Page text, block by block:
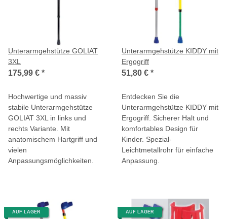
Unterarmgehstütze GOLIAT
3XL
175,99 € *
Hochwertige und massiv
stabile Unterarmgehstütze
GOLIAT 3XL in links und
rechts Variante. Mit
anatomischem Hartgriff und
vielen
Anpassungsmöglichkeiten.
Unterarmgehstütze KIDDY mit
Ergogriff
51,80 € *
Entdecken Sie die
Unterarmgehstütze KIDDY mit
Ergogriff. Sicherer Halt und
komfortables Design für
Kinder. Spezial-
Leichtmetallrohr für einfache
Anpassung.
AUF LAGER AUF LAGER